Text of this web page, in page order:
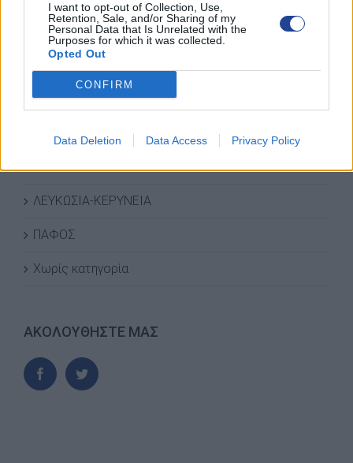
I want to opt-out of Collection, Use,
Retention, Sale, and/or Sharing of my
Personal Data that Is Unrelated with the
Purposes for which it was collected.
Opted Out
CONFIRM
Data Deletion Data Access Privacy Policy
ΑΜΜΟΧΩΣΤΟΣ
ΑΝΑΚΟΙΝΩΣΕΙΣ
ΔΡΑΣΕΙΣ-ΣΥΝΑΝΤΗΣΕΙΣ
ΛΕΜΕΣΟΣ
ΛΕΥΚΩΣΙΑ-ΚΕΡΥΝΕΙΑ
ΠΑΦΟΣ
Χωρίς κατηγορία
ΑΚΟΛΟΥΘΗΣΤΕ ΜΑΣ